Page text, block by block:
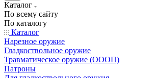
Каталог
По всему сайту
По каталогу
Каталог
Нарезное оружие
Гладкоствольное оружие
Травматическое оружие (ОООП)
Патроны